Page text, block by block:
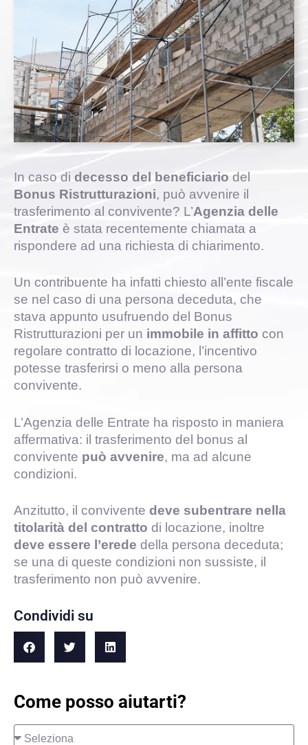
In caso didecesso del beneficiario del
Bonus Ristrutturazioni, può avvenire il
trasferimento al convivente? L’Agenzia delle
Entrate è stata recentemente chiamata a
rispondere ad una richiesta di chiarimento.
Un contribuente ha infatti chiesto all’ente fiscale
se nel caso di una persona deceduta, che
stava appunto usufruendo del Bonus
Ristrutturazioni per un immobile in affitto con
regolare contratto di locazione, l’incentivo
potesse trasferirsi o meno alla persona
convivente.
L’Agenzia delle Entrate ha risposto in maniera
affermativa: il trasferimento del bonus al
convivente può avvenire, ma ad alcune
condizioni.
Anzitutto, il convivente deve subentrare nella
titolarità del contratto di locazione, inoltre
deve essere l’erede della persona deceduta;
se una di queste condizioni non sussiste, il
trasferimento non può avvenire.
Condividi su
Come posso aiutarti?